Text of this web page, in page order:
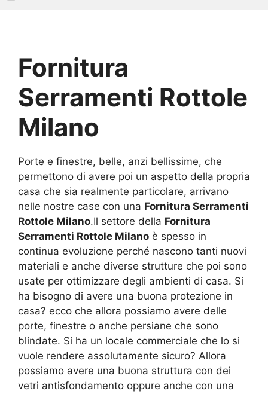
Fornitura
Serramenti Rottole
Milano
Porte e finestre, belle, anzi bellissime, che
permettono di avere poi un aspetto della propria
casa che sia realmente particolare, arrivano
nelle nostre case con una Fornitura Serramenti
Rottole Milano.Il settore della Fornitura
Serramenti Rottole Milano è spesso in
continua evoluzione perché nascono tanti nuovi
materiali e anche diverse strutture che poi sono
usate per ottimizzare degli ambienti di casa. Si
ha bisogno di avere una buona protezione in
casa? ecco che allora possiamo avere delle
porte, finestre o anche persiane che sono
blindate. Si ha un locale commerciale che lo si
vuole rendere assolutamente sicuro? Allora
possiamo avere una buona struttura con dei
vetri antisfondamento oppure anche con una